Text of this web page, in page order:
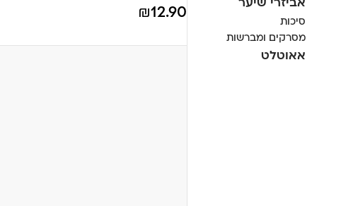
אביזרי שיער
סיכות
מסרקים ומברשות
אאוטלט
12.90
₪